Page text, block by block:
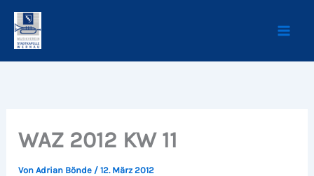
Zum
Inhalt
springen
WAZ 2012 KW 11
VonAdrian Bönde /12. März 2012